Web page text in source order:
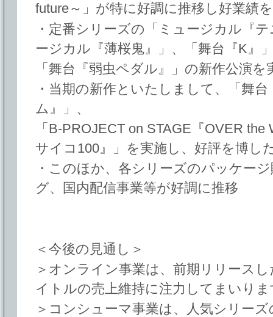
future～」が特に好調に推移し好業績
・定番シリーズの「ミュージカル『
ージカル『薄桜鬼』」、「舞台『K』
「舞台『弱虫ペダル』」の新作公演を
・当期の新作といたしまして、「舞
ム』」、
「B-PROJECT on STAGE『OVER
サイコ100』」を実施し、好評を博し
・このほか、各シリーズのパッケー
グ、国内配信事業等が好調に推移
＜今後の見通し＞
＞オンライン事業は、前期リリース
イトルの売上維持に注力してまいり
＞コンシューマ事業は、人気シリー